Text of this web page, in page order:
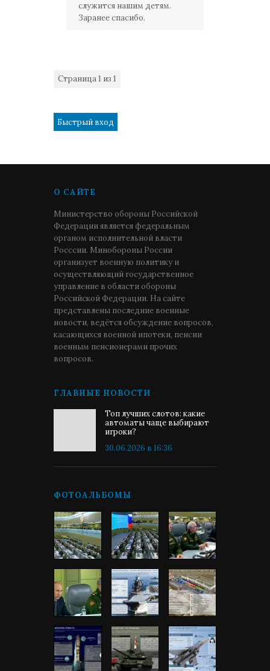
служится нашим детям.
Заранее спасибо.
Страница1 из 1
О САЙТЕ
Министерство обороны Российской
Федерации является федеральным
органом исполнительной власти
Росссии. Минобороны России
организует военную политику и
осуществляющий государственное
управление в области обороны
Российской Федерации. На сайте
представлены последние военные
новости, ведётся обсуждение вопросов,
касающихся военной ипотеки, пенсии
военным пенсионерами прочих
вопросов.
ГЛАВНЫЕ НОВОСТИ
Топ лучших слотов: какие
автоматы чаще выбирают
игроки?
30.06.2026 в 16:36
ФОТОАЛЬБОМЫ